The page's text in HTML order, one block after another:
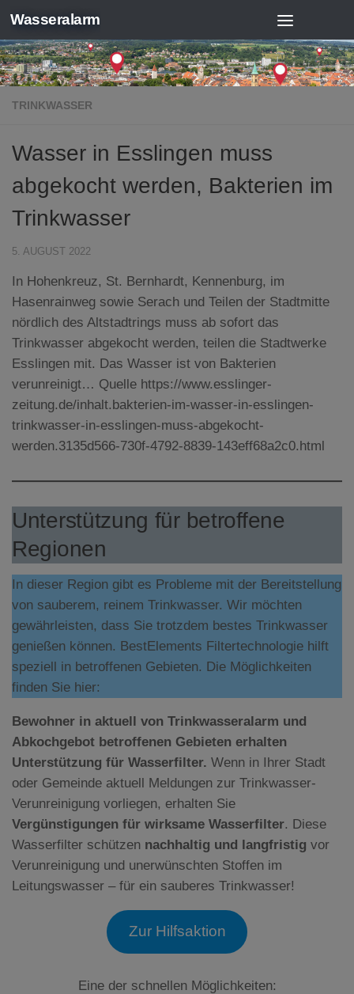
Zum Inhalt springen
Wasseralarm
TRINKWASSER
Wasser in Esslingen muss
abgekocht werden, Bakterien im
Trinkwasser
5. AUGUST 2022
In Hohenkreuz, St. Bernhardt, Kennenburg, im
Hasenrainweg sowie Serach und Teilen der Stadtmitte
nördlich des Altstadtrings muss ab sofort das
Trinkwasser abgekocht werden, teilen die Stadtwerke
Esslingen mit. Das Wasser ist von Bakterien
verunreinigt… Quelle https://www.esslinger-
zeitung.de/inhalt.bakterien-im-wasser-in-esslingen-
trinkwasser-in-esslingen-muss-abgekocht-
werden.3135d566-730f-4792-8839-143eff68a2c0.html
Unterstützung für betroffene
Regionen
In dieser Region gibt es Probleme mit der Bereitstellung
von sauberem, reinem Trinkwasser. Wir möchten
gewährleisten, dass Sie trotzdem bestes Trinkwasser
genießen können. BestElements Filtertechnologie hilft
speziell in betroffenen Gebieten. Die Möglichkeiten
finden Sie hier:
Bewohner in aktuell von Trinkwasseralarm und
Abkochgebot betroffenen Gebieten erhalten
Unterstützung für Wasserfilter. Wenn in Ihrer Stadt
oder Gemeinde aktuell Meldungen zur Trinkwasser-
Verunreinigung vorliegen, erhalten Sie
Vergünstigungen für wirksame Wasserfilter. Diese
Wasserfilter schützen nachhaltig und langfristig vor
Verunreinigung und unerwünschten Stoffen im
Leitungswasser – für ein sauberes Trinkwasser!
Zur Hilfsaktion
Eine der schnellen Möglichkeiten: